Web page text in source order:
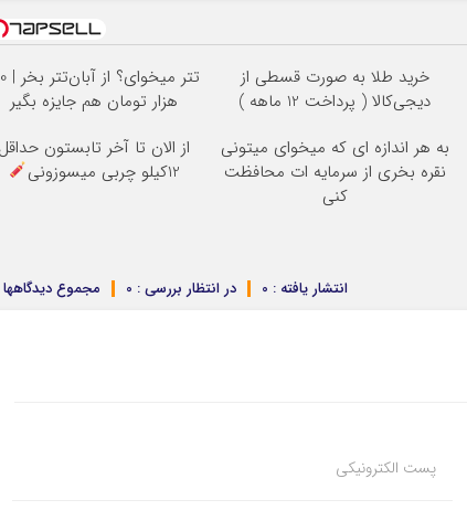
خرید طلا به صورت قسطی از
دیجی‌کالا ( پرداخت 12 ماهه )
تتر
هزار تومان هم جایزه بگیر
به هر اندازه ای که میخوای میتونی
نقره بخری از سرمایه ات محافظت
کنی
از الان تا آخر تابستون حداقل
12کیلو چربی میسوزونی
مجموع دیدگاهها : در انتظار بررسی : 0 انتشار یافته : 0
پست الکترونیکی